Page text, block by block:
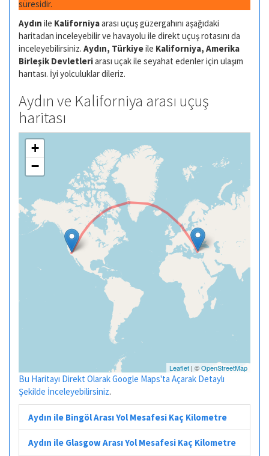
süresidir.
Aydın ile Kaliforniyaarası uçuş güzergahını aşağıdaki
haritadan inceleyebilir ve havayolu ile direkt uçuş rotasını da
inceleyebilirsiniz. Aydın, Türkiyeile Kaliforniya, Amerika
Birleşik Devletleriarası uçak ile seyahat edenler için ulaşım
harıtası. İyi yolculuklar dileriz.
Aydın ve Kaliforniya arası uçuş
haritası
+
−
Leaflet | ©OpenStreetMap
Bu Haritayı Direkt Olarak Google Maps'ta Açarak Detaylı
Şekilde İnceleyebilirsiniz.
Aydın ile Bingöl Arası Yol Mesafesi Kaç Kilometre
Aydın ile Glasgow Arası Yol Mesafesi Kaç Kilometre